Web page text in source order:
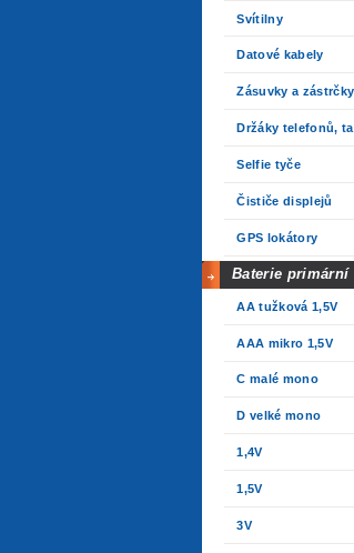
Svítilny
Datové kabely
Zásuvky a zástrčky
Držáky telefonů,
Selfie tyče
Čističe displejů
GPS lokátory
Baterie primární
AA tužková 1,5V
AAA mikro 1,5V
C malé mono
D velké mono
1,4V
1,5V
3V